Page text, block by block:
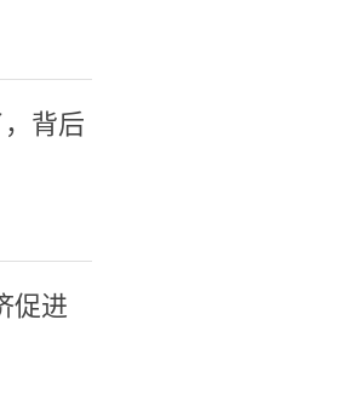
背后
促进